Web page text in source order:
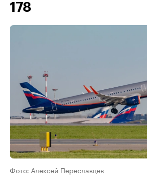
178
Фото: Алексей Переславцев